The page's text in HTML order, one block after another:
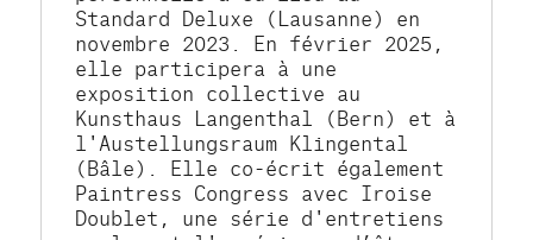
Standard Deluxe (Lausanne) en
novembre 2023. En février 2025,
elle participera à une
exposition collective au
Kunsthaus Langenthal (Bern) et à
l'Austellungsraum Klingental
(Bâle). Elle co-écrit également
Paintress Congress avec Iroise
Doublet, une série d'entretiens